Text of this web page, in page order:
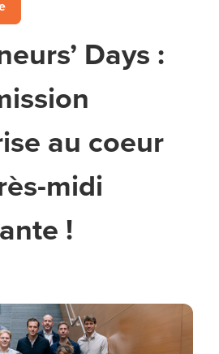
Days :
au coeur
midi
!